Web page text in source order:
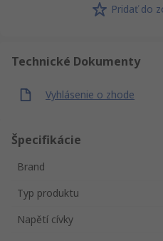
Pridať do
Technické Dokumenty
Vyhlásenie o zhode
Špecifikácie
Brand
Typ produktu
Napětí cívky